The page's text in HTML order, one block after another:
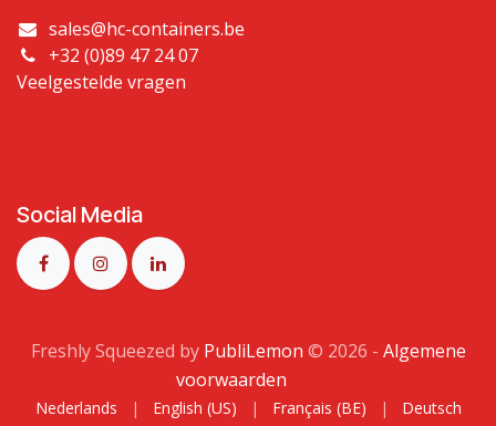
sales@hc-containers.be
+32 (0)89 47 24 07
Veelgestelde vragen
Social Media
Freshly Squeezed by PubliLemon © 2026​ - Algemene
voorwaarden
Nederlands | English (US) | Français (BE) | Deutsch